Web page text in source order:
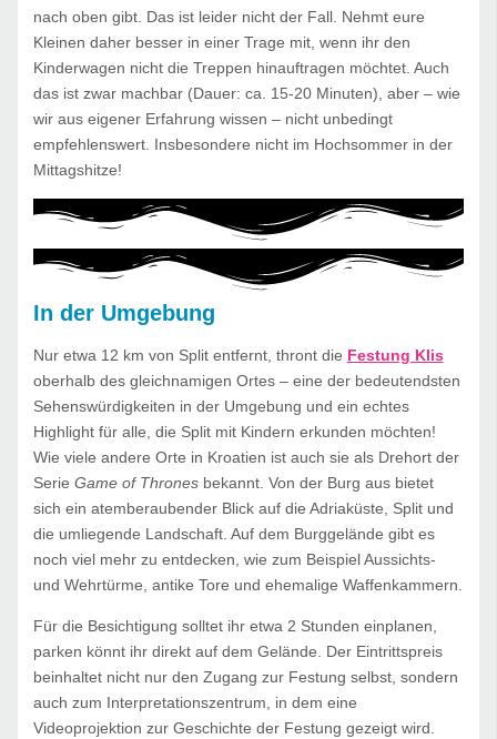
nach oben gibt. Das ist leider nicht der Fall. Nehmt eure
Kleinen daher besser in einer Trage mit, wenn ihr den
Kinderwagen nicht die Treppen hinauftragen möchtet. Auch
das ist zwar machbar (Dauer: ca. 15-20 Minuten), aber – wie
wir aus eigener Erfahrung wissen – nicht unbedingt
empfehlenswert. Insbesondere nicht im Hochsommer in der
Mittagshitze!
In der Umgebung
Nur etwa 12 km von Split entfernt, thront die Festung Klis
oberhalb des gleichnamigen Ortes – eine der bedeutendsten
Sehenswürdigkeiten in der Umgebung und ein echtes
Highlight für alle, die Split mit Kindern erkunden möchten!
Wie viele andere Orte in Kroatien ist auch sie als Drehort der
Serie Game of Thronesbekannt. Von der Burg aus bietet
sich ein atemberaubender Blick auf die Adriaküste, Split und
die umliegende Landschaft. Auf dem Burggelände gibt es
noch viel mehr zu entdecken, wie zum Beispiel Aussichts-
und Wehrtürme, antike Tore und ehemalige Waffenkammern.
Für die Besichtigung solltet ihr etwa 2 Stunden einplanen,
parken könnt ihr direkt auf dem Gelände. Der Eintrittspreis
beinhaltet nicht nur den Zugang zur Festung selbst, sondern
auch zum Interpretationszentrum, in dem eine
Videoprojektion zur Geschichte der Festung gezeigt wird.